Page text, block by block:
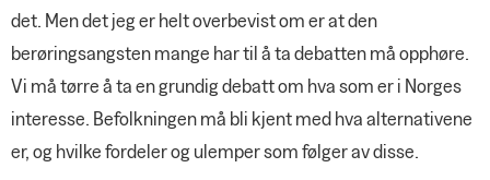
det. Men det jeg er helt overbevist om er at den
berøringsangsten mange har til å ta debatten må opphøre.
Vi må tørre å ta en grundig debatt om hva som er i Norges
interesse. Befolkningen må bli kjent med hva alternativene
er, og hvilke fordeler og ulemper som følger av disse.